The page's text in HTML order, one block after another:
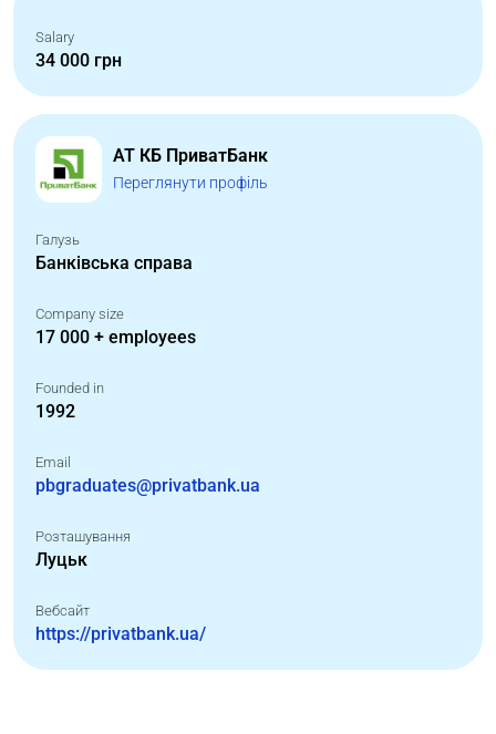
Salary
34 000 грн
АТ КБ ПриватБанк
Переглянути профіль
Галузь
Банківська справа
Company size
17 000 + employees
Founded in
1992
Email
pbgraduates@privatbank.ua
Розташування
Луцьк
Вебсайт
https://privatbank.ua/